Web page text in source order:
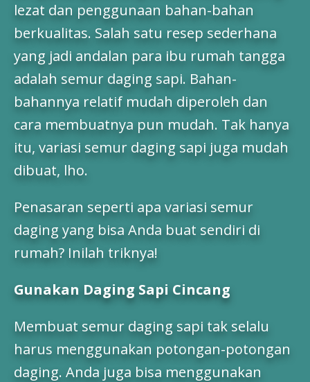
lezat dan penggunaan bahan-bahan
berkualitas. Salah satu resep sederhana
yang jadi andalan para ibu rumah tangga
adalah semur daging sapi. Bahan-
bahannya relatif mudah diperoleh dan
cara membuatnya pun mudah. Tak hanya
itu, variasi semur daging sapi juga mudah
dibuat, lho.
Penasaran seperti apa variasi semur
daging yang bisa Anda buat sendiri di
rumah? Inilah triknya!
Gunakan Daging Sapi Cincang
Membuat semur daging sapi tak selalu
harus menggunakan potongan-potongan
daging. Anda juga bisa menggunakan